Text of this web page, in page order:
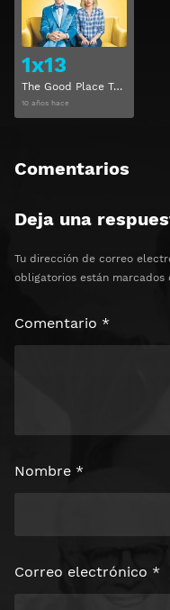
1x13
The Good Place Temporada 1 Capitulo 13
10 años hace
Comentarios
Deja una
Tu dirección de correo
obligatorios están marcados
Comentario *
Nombre *
Correo electrónico *